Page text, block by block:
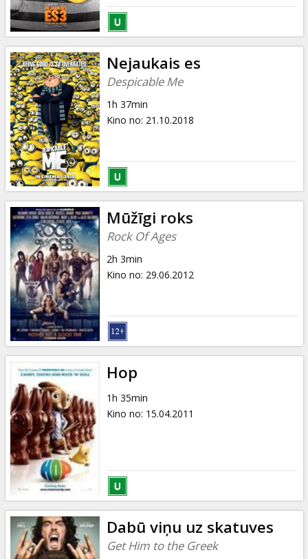
Nejaukais es
Despicable Me
1h 37min
Kino no: 21.10.2018
Mūžīgi roks
Rock Of Ages
2h 3min
Kino no: 29.06.2012
Hop
1h 35min
Kino no: 15.04.2011
Dabū viņu uz skatuves
Get Him to the Greek